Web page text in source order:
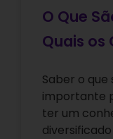
O Que
Quais os
Saber o
importante
ter um